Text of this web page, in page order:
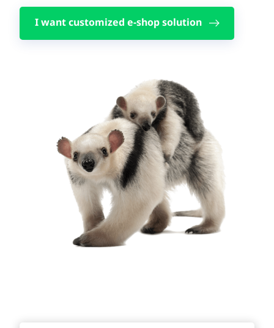
I want customized e-shop solution